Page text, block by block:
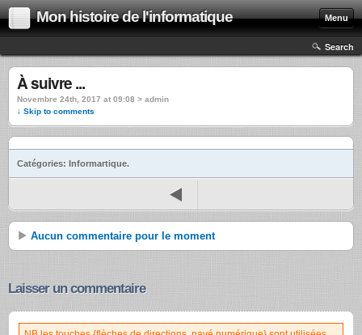
Mon histoire de l'informatique Menu
Search
À suivre ...
Novembre 24th, 2017 at 09:08 > admin
↓ Skip to comments
Catégories: Informartique.
Aucun commentaire pour le moment
Laisser un commentaire